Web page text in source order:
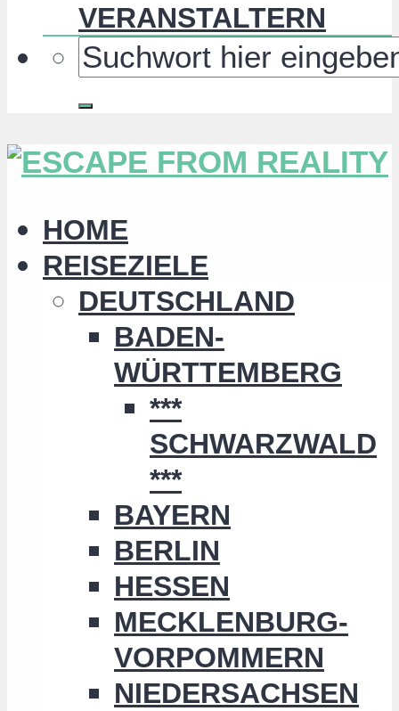
VERANSTALTERN
HOME
REISEZIELE
DEUTSCHLAND
BADEN-
WÜRTTEMBERG
***
SCHWARZWALD
***
BAYERN
BERLIN
HESSEN
MECKLENBURG-
VORPOMMERN
NIEDERSACHSEN